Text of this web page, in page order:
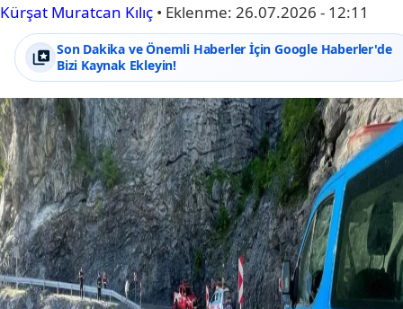
Kürşat Muratcan Kılıç • Eklenme: 26.07.2026 - 12:11
Son Dakika ve Önemli Haberler İçin Google Haberler'de
Bizi Kaynak Ekleyin!